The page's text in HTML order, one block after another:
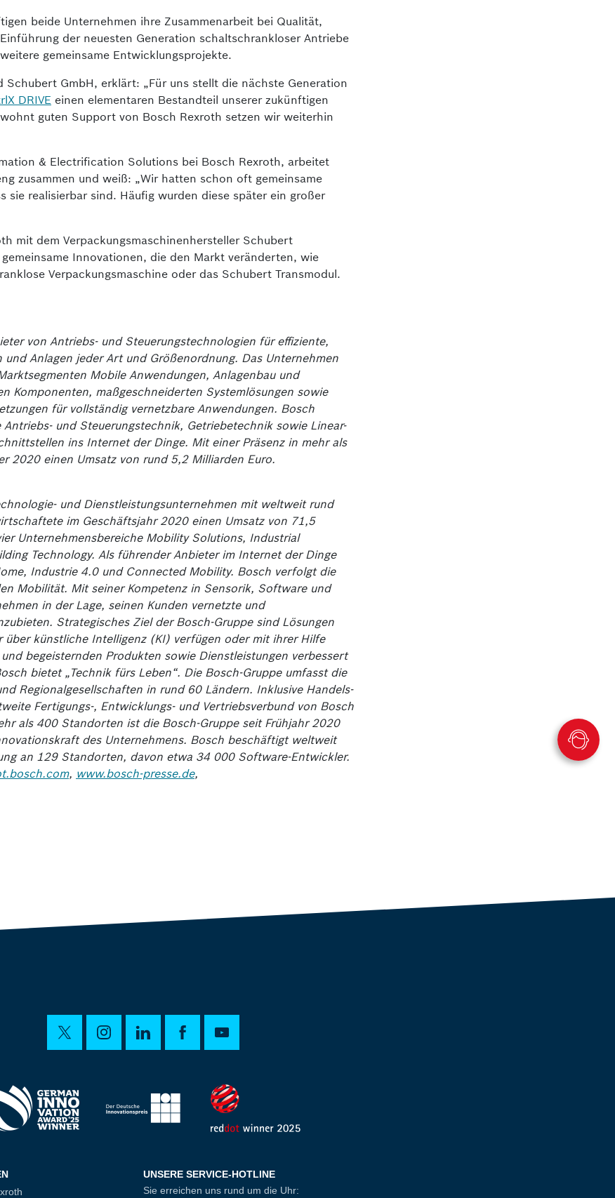
beide Unternehmen ihre Zusammenarbeit bei Qualität,
der neuesten Generation schaltschrankloser Antriebe
gemeinsame Entwicklungsprojekte.
GmbH, erklärt: „Für uns stellt die nächste Generation
DRIVE einen elementaren Bestandteil unserer zukünftigen
guten Support von Bosch Rexroth setzen wir weiterhin
& Electrification Solutions bei Bosch Rexroth, arbeitet
zusammen und weiß: „Wir hatten schon oft gemeinsame
sie realisier­bar sind. Häufig wurden diese später ein großer
mit dem Verpackungsma­schinenhersteller Schubert
Innovationen, die den Markt veränderten, wie
Verpackungsmaschine oder das Schubert Transmodul.
von Antriebs- und Steuerungstechnologien für effiziente,
Anlagen jeder Art und Größenordnung. Das Unternehmen
Mobile Anwendungen, Anlagenbau und
Komponenten, maßgeschneiderten Systemlösungen sowie
für vollständig vernetzbare Anwendungen. Bosch
und Steuerungstechnik, Getriebetechnik sowie Linear-
ins Internet der Dinge. Mit einer Präsenz in mehr als
einen Umsatz von rund 5,2 Milliarden Euro.
und Dienstleistungsunternehmen mit weltweit rund
im Geschäftsjahr 2020 einen Umsatz von 71,5
Unternehmensbereiche Mobility Solutions, Industrial
Technology. Als führender Anbieter im Internet der Dinge
Industrie 4.0 und Connected Mobility. Bosch verfolgt die
Mobilität. Mit seiner Kompetenz in Sensorik, Software und
in der Lage, seinen Kunden vernetzte und
Strategisches Ziel der Bosch-Gruppe sind Lösungen
künstliche Intelligenz (KI) verfügen oder mit ihrer Hilfe
begeisternden Produkten sowie Dienstleistungen verbessert
bietet „Technik fürs Leben“. Die Bosch-Gruppe umfasst die
Regionalgesellschaften in rund 60 Ländern. Inklusive Handels-
Fertigungs-, Entwicklungs- und Vertriebsverbund von Bosch
als 400 Standorten ist die Bosch-Gruppe seit Frühjahr 2020
des Unternehmens. Bosch beschäftigt weltweit
an 129 Standorten, davon etwa 34 000 Software-Entwickler.
, www.bosch-presse.de,
UNSERE SERVICE-HOTLINE
Sie erreichen uns rund um die Uhr: